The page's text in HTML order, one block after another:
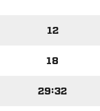
12
18
29:32